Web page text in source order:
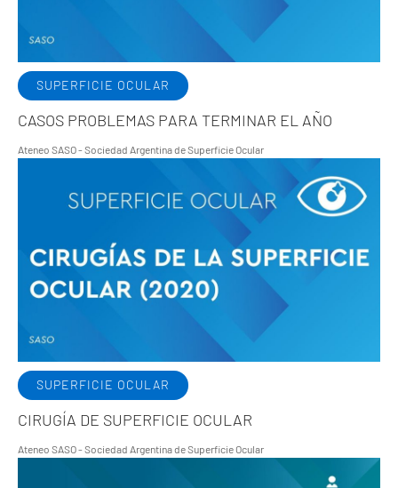
SUPERFICIE OCULAR
CASOS PROBLEMAS PARA TERMINAR EL AÑO
Ateneo SASO - Sociedad Argentina de Superficie Ocular
SUPERFICIE OCULAR
CIRUGÍA DE SUPERFICIE OCULAR
Ateneo SASO - Sociedad Argentina de Superficie Ocular